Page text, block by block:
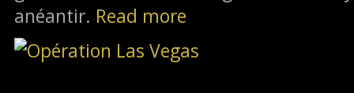
anéantir. Read more